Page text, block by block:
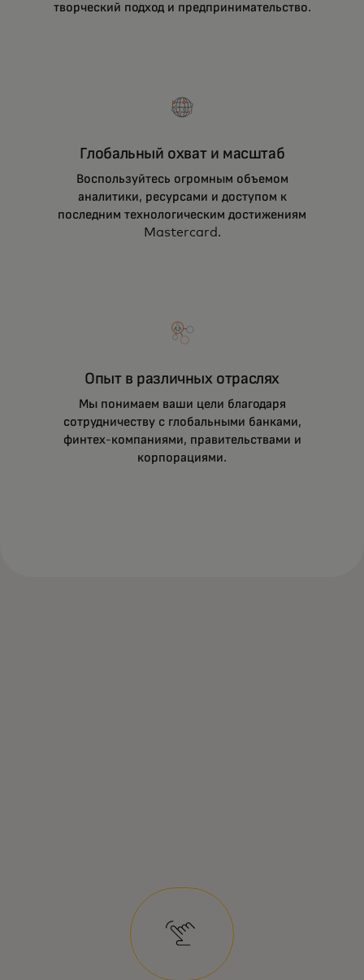
С помощью AR, смешанной реальности,
творческий подход и предпринимательство.
Глобальный охват и масштаб
Воспользуйтесь огромным объемом
аналитики, ресурсами и доступом к
последним технологическим достижениям
Mastercard.
Опыт в различных отраслях
Мы понимаем ваши цели благодаря
сотрудничеству с глобальными банками,
финтех-компаниями, правительствами и
корпорациями.